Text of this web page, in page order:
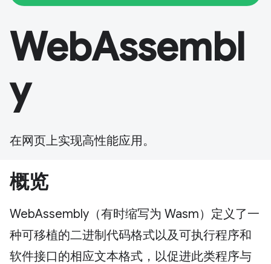
WebAssembl
y
在网页上实现高性能应用。
概览
WebAssembly（有时缩写为 Wasm）定义了一
种可移植的二进制代码格式以及可执行程序和
软件接口的相应文本格式，以促进此类程序与